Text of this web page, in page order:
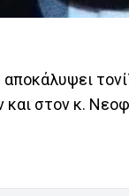
και στον κ.